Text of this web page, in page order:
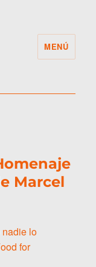
MENÚ
Marcel
nadie lo
for